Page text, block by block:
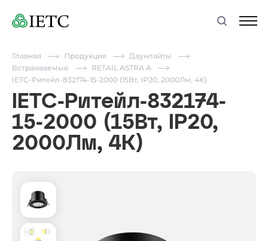
Главная Продукция
Даунлайты
Встраиваемые
RETAIL ASTRA A
IETC-Ритейл-832174-15-2000 (15Вт, IP20, 2000Лм, 4К)
IETC-Ритейл-832174-
15-2000 (15Вт, IP20,
2000Лм, 4К)